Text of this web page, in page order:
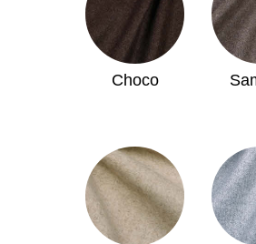
Choco